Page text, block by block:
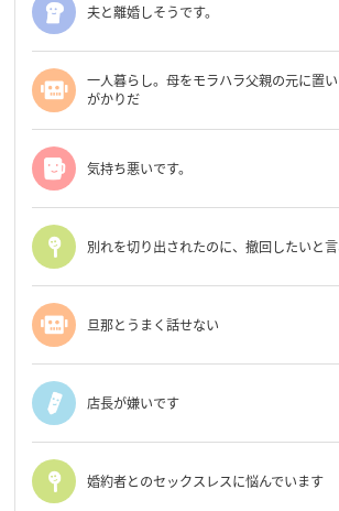
夫と離婚しそうです。
一人暮らし。母をモラハラ父親の元に置
がかりだ
気持ち悪いです。
別れを切り出されたのに、撤回したいと
旦那とうまく話せない
店長が嫌いです
婚約者とのセックスレスに悩んでいます